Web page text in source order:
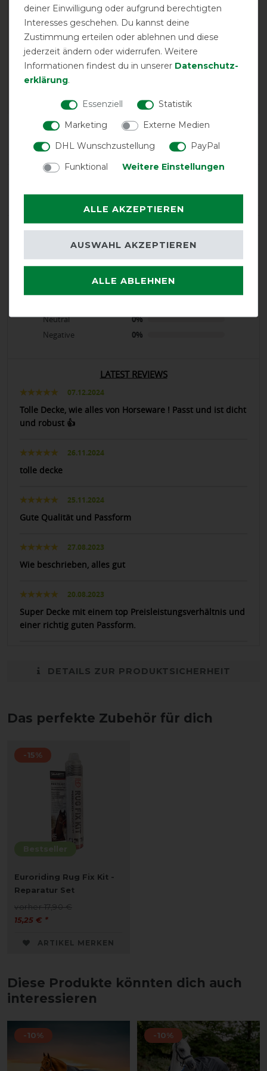
EXCELLENT
Horseware Amigo Hero
Product Reviews
5
5/5
calculated from 5 customer reviews
Neutral
0%
Negative
0%
LATEST REVIEWS
07.12.2024
Tolle Decke, wie alles von Horseware ! Passt und ist dicht
und robust 👍
26.11.2024
tolle decke
25.11.2024
Gute Qualität und Passform
27.08.2023
Wie beschrieben, alles gut
20.08.2023
Super Decke mit einem top Preisleistungsverhältnis und
einer richtig guten Passform.
DETAILS ZUR PRODUKTSICHERHEIT
Das perfekte Zubehör für dich
Bestseller
-15%
Euroriding Rug Fix Kit -
Reparatur Set
vorher 17,90 €
15,25 € *
ARTIKEL MERKEN
Diese Produkte könnten dich auch
interessieren
-10% -10%
deiner Einwilligung oder aufgrund berechtigten
Interesses geschehen. Du kannst deine
Zustimmung erteilen oder ablehnen und diese
jederzeit ändern oder widerrufen. Weitere
Informationen findest du in unserer Daten­schutz­
erklärung.
Essenziell
Statistik
Marketing
Externe Medien
DHL Wunschzustellung
PayPal
Funktional
Weitere Einstellungen
ALLE AKZEPTIEREN
ALLE ABLEHNEN
AUSWAHL AKZEPTIEREN